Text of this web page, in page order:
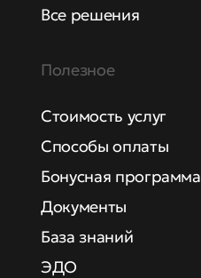
Все решения
Полезное
Стоимость услуг
Способы оплаты
Бонусная программа
Документы
База знаний
ЭДО